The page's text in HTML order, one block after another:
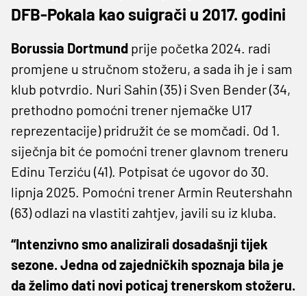
DFB-Pokala kao suigrači u 2017. godini
Borussia Dortmund prije početka 2024. radi
promjene u stručnom stožeru, a sada ih je i sam
klub potvrdio. Nuri Sahin (35) i Sven Bender (34,
prethodno pomoćni trener njemačke U17
reprezentacije) pridružit će se momčadi. Od 1.
siječnja bit će pomoćni trener glavnom treneru
Edinu Terziću (41). Potpisat će ugovor do 30.
lipnja 2025. Pomoćni trener Armin Reutershahn
(63) odlazi na vlastiti zahtjev, javili su iz kluba.
“Intenzivno smo analizirali dosadašnji tijek
sezone. Jedna od zajedničkih spoznaja bila je
da želimo dati novi poticaj trenerskom stožeru.